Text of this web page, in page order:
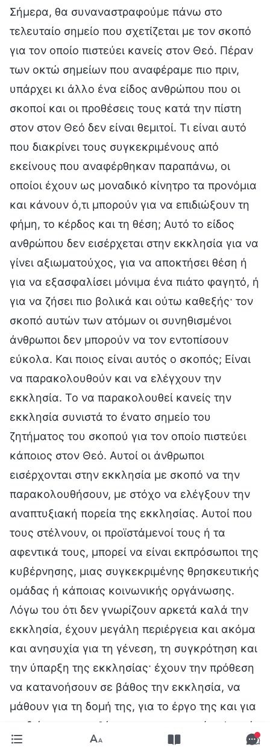
Σήμερα, θα συναναστραφούμε πάνω στο
τελευταίο σημείο που σχετίζεται με τον σκοπό
για τον οποίο πιστεύει κανείς στον Θεό. Πέραν
των οκτώ σημείων που αναφέραμε πιο πριν,
υπάρχει κι άλλο ένα είδος ανθρώπου που οι
σκοποί και οι προθέσεις τους κατά την πίστη
στον στον Θεό δεν είναι θεμιτοί. Τι είναι αυτό
που διακρίνει τους συγκεκριμένους από
εκείνους που αναφέρθηκαν παραπάνω, οι
οποίοι έχουν ως μοναδικό κίνητρο τα προνόμια
και κάνουν ό,τι μπορούν για να επιδιώξουν τη
φήμη, το κέρδος και τη θέση; Αυτό το είδος
ανθρώπου δεν εισέρχεται στην εκκλησία για να
γίνει αξιωματούχος, για να αποκτήσει θέση ή
για να εξασφαλίσει μόνιμα ένα πιάτο φαγητό, ή
για να ζήσει πιο βολικά και ούτω καθεξής· τον
σκοπό αυτών των ατόμων οι συνηθισμένοι
άνθρωποι δεν μπορούν να τον εντοπίσουν
εύκολα. Και ποιος είναι αυτός ο σκοπός; Είναι
να παρακολουθούν και να ελέγχουν την
εκκλησία. Το να παρακολουθεί κανείς την
εκκλησία συνιστά το ένατο σημείο του
ζητήματος του σκοπού για τον οποίο πιστεύει
κάποιος στον Θεό. Αυτοί οι άνθρωποι
εισέρχονται στην εκκλησία με σκοπό να την
παρακολουθήσουν, με στόχο να ελέγξουν την
αναπτυξιακή πορεία της εκκλησίας. Αυτοί που
τους στέλνουν, οι προϊστάμενοί τους ή τα
αφεντικά τους, μπορεί να είναι εκπρόσωποι της
κυβέρνησης, μιας συγκεκριμένης θρησκευτικής
ομάδας ή κάποιας κοινωνικής οργάνωσης.
Λόγω του ότι δεν γνωρίζουν αρκετά καλά την
εκκλησία, έχουν μεγάλη περιέργεια και ακόμα
και ανησυχία για τη γένεση, τη συγκρότηση και
την ύπαρξη της εκκλησίας· έχουν την πρόθεση
να κατανοήσουν σε βάθος την εκκλησία, να
μάθουν για τη δομή της, για το έργο της και για
τις διάφορες συνθήκες που επικρατούν σ’ αυτή.
Γι’ αυτό, κάποιοι άνθρωποι στέλνονται στην